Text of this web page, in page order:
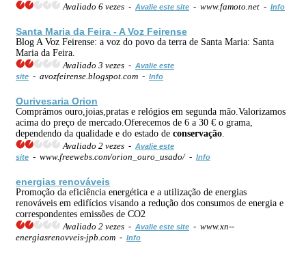
Avaliado 6 vezes - Avalie este site - www.famoto.net - Info
Santa Maria da Feira - A Voz Feirense
Blog A Voz Feirense: a voz do povo da terra de Santa Maria: Santa
Maria da Feira.
Avaliado 3 vezes - Avalie este
site - avozfeirense.blogspot.com - Info
Ourivesaria Orion
Comprámos ouro,joias,pratas e relógios em segunda mão.Valorizamos
acima do preço de mercado.Oferecemos de 6 a 30 € o grama,
dependendo da qualidade e do estado de conservação
Avaliado 2 vezes - Avalie este
site - www.freewebs.com/orion_ouro_usado/ - Info
energias renováveis
Promoção da eficiência energética e a utilização de energias
renováveis em edifícios visando a redução dos consumos de energia e
correspondentes emissões de CO2
Avaliado 2 vezes - Avalie este site - www.xn--
energiasrenovveis-jpb.com - Info